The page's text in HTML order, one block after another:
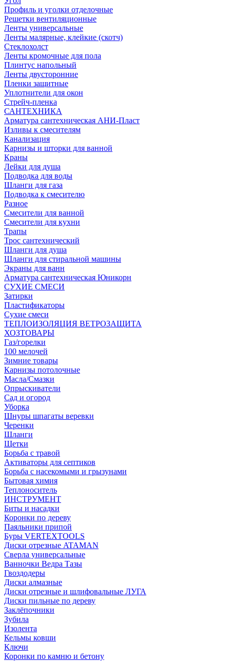
Профиль и уголки отделочные
Решетки вентиляционные
Ленты универсальные
Ленты малярные, клейкие (скотч)
Стеклохолст
Ленты кромочные для пола
Плинтус напольный
Ленты двусторонние
Пленки защитные
Уплотнители для окон
Стрейч-пленка
САНТЕХНИКА
Арматура сантехническая АНИ-Пласт
Изливы к смесителям
Канализация
Карнизы и шторки для ванной
Краны
Лейки для душа
Подводка для воды
Шланги для газа
Подводка к смесителю
Разное
Смесители для ванной
Смесители для кухни
Трапы
Трос сантехнический
Шланги для душа
Шланги для стиральной машины
Экраны для ванн
Арматура сантехническая Юникорн
СУХИЕ СМЕСИ
Затирки
Пластификаторы
Сухие смеси
ТЕПЛОИЗОЛЯЦИЯ ВЕТРОЗАЩИТА
ХОЗТОВАРЫ
Газ/горелки
100 мелочей
Зимние товары
Карнизы потолочные
Масла/Смазки
Опрыскиватели
Сад и огород
Уборка
Шнуры шпагаты веревки
Черенки
Шланги
Щетки
Борьба с травой
Активаторы для септиков
Борьба с насекомыми и грызунами
Бытовая химия
Теплоноситель
ИНСТРУМЕНТ
Биты и насадки
Коронки по дереву
Паяльники припой
Буры VERTEXTOOLS
Диски отрезные ATAMAN
Сверла универсальные
Ванночки Ведра Тазы
Гвоздодеры
Диски алмазные
Диски отрезные и шлифовальные ЛУГА
Диски пильные по дереву
Заклёпочники
Зубила
Изолента
Кельмы ковши
Ключи
Коронки по камню и бетону